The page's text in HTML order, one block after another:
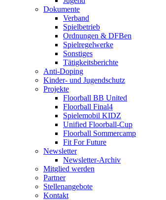
Dokumente
Verband
Spielbetrieb
Ordnungen & DFBen
Spielregelwerke
Sonstiges
Tätigkeitsberichte
Anti-Doping
Kinder- und Jugendschutz
Projekte
Floorball BB United
Floorball Final4
Spielemobil KIDZ
Unified Floorball-Cup
Floorball Sommercamp
Fit For Future
Newsletter
Newsletter-Archiv
Mitglied werden
Partner
Stellenangebote
Kontakt